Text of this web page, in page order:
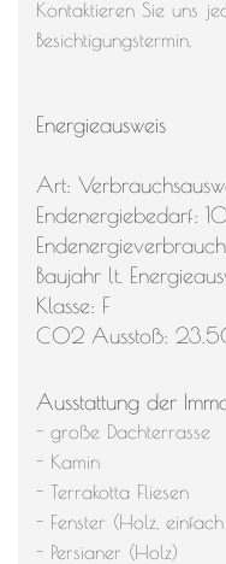
Kontaktieren Sie uns
Besichtigungstermin.
Energieausweis
Art:
Endenergiebedarf:
Baujahr lt.
Klasse: F
CO2 Ausstoß:
Ausstattung der
- große Dachterrasse
- Kamin
- Terrakotta Fliesen
- Fenster (Holz,
- Persianer (Holz)